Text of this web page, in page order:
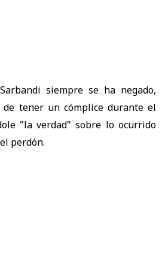
siempre se ha negado,
de tener un cómplice durante el
"la verdad" sobre lo ocurrido
perdón.